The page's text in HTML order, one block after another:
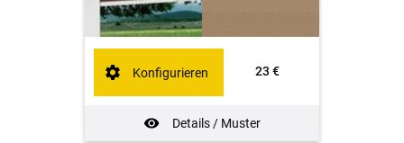
23 €
Details / Muster
Konfigurieren